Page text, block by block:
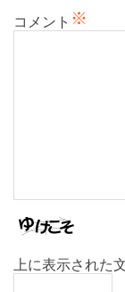
コメント ※
上に表示された